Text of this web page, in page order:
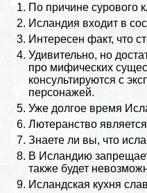
По причине сурового
Исландия входит в
Интересен факт, что
Удивительно, но
про мифических
консультируются с
персонажей.
Уже долгое время
Лютеранство
Знаете ли вы, что
В Исландию
также будет
Исландская кухня